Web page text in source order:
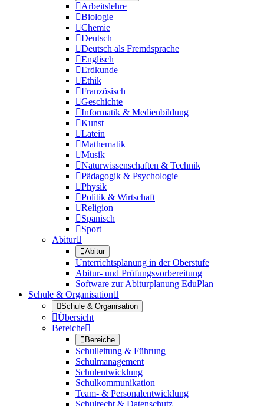
Arbeitslehre
Biologie
Chemie
Deutsch
Deutsch als Fremdsprache
Englisch
Erdkunde
Ethik
Französisch
Geschichte
Informatik & Medienbildung
Kunst
Latein
Mathematik
Musik
Naturwissenschaften & Technik
Pädagogik & Psychologie
Physik
Politik & Wirtschaft
Religion
Spanisch
Sport
Abitur
Abitur
Unterrichtsplanung in der Oberstufe
Abitur- und Prüfungsvorbereitung
Software zur Abiturplanung EduPlan
Schule & Organisation
Schule & Organisation
Übersicht
Bereiche
Bereiche
Schulleitung & Führung
Schulmanagement
Schulentwicklung
Schulkommunikation
Team- & Personalentwicklung
Schulrecht & Datenschutz